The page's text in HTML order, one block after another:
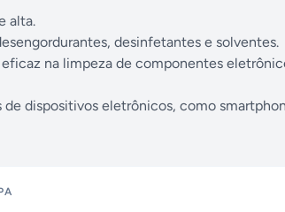
alta.
desinfetantes e solventes.
na limpeza de componentes
dispositivos eletrônicos, como